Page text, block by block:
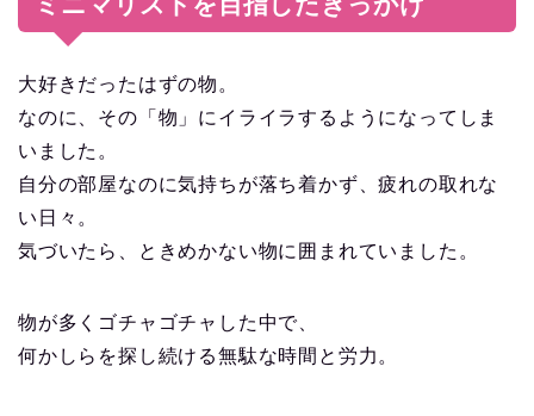
大好きだったはずの物。
なのに、その「物」にイライラするようになってしま
いました。
自分の部屋なのに気持ちが落ち着かず、疲れの取れな
い日々。
気づいたら、ときめかない物に囲まれていました。
物が多くゴチャゴチャした中で、
何かしらを探し続ける無駄な時間と労力。